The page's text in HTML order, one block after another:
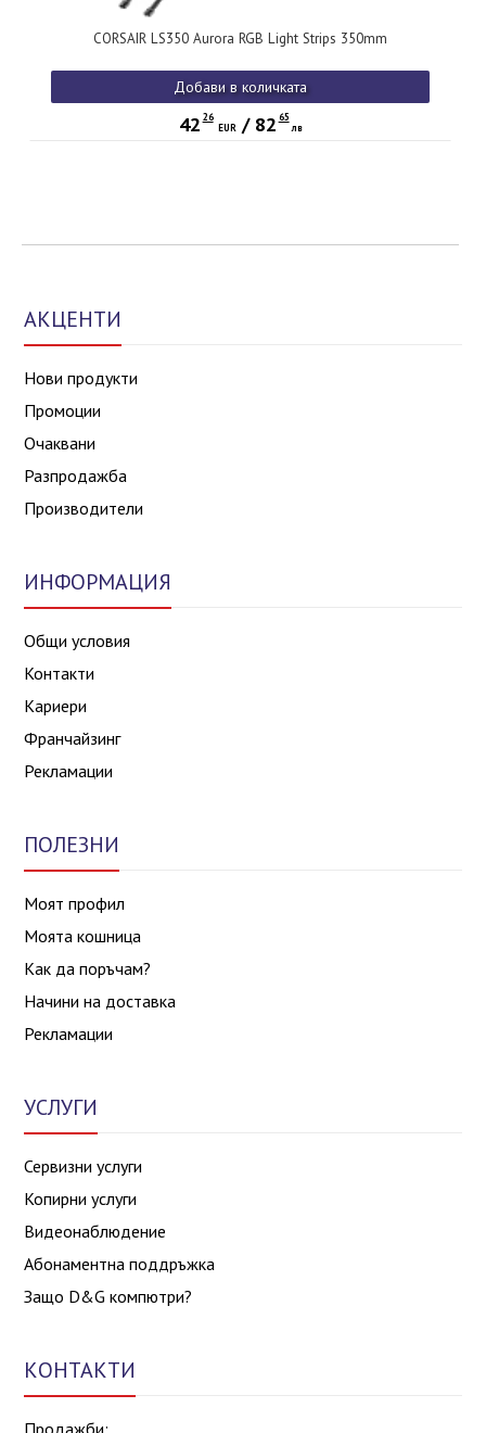
CORSAIR LS350 Aurora RGB Light Strips 350mm
Добави в количката
42 26
EUR/ 82 65
лв
АКЦЕНТИ
Нови продукти
Промоции
Очаквани
Разпродажба
Производители
ИНФОРМАЦИЯ
Общи условия
Контакти
Кариери
Франчайзинг
Рекламации
ПОЛЕЗНИ
Моят профил
Моята кошница
Как да поръчам?
Начини на доставка
Рекламации
УСЛУГИ
Сервизни услуги
Копирни услуги
Видеонаблюдение
Абонаментна поддръжка
Защо D&G компютри?
КОНТАКТИ
Продажби: